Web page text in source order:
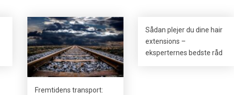
Fremtidens transport:
Sådan plejer du dine hair
extensions –
eksperternes bedste råd